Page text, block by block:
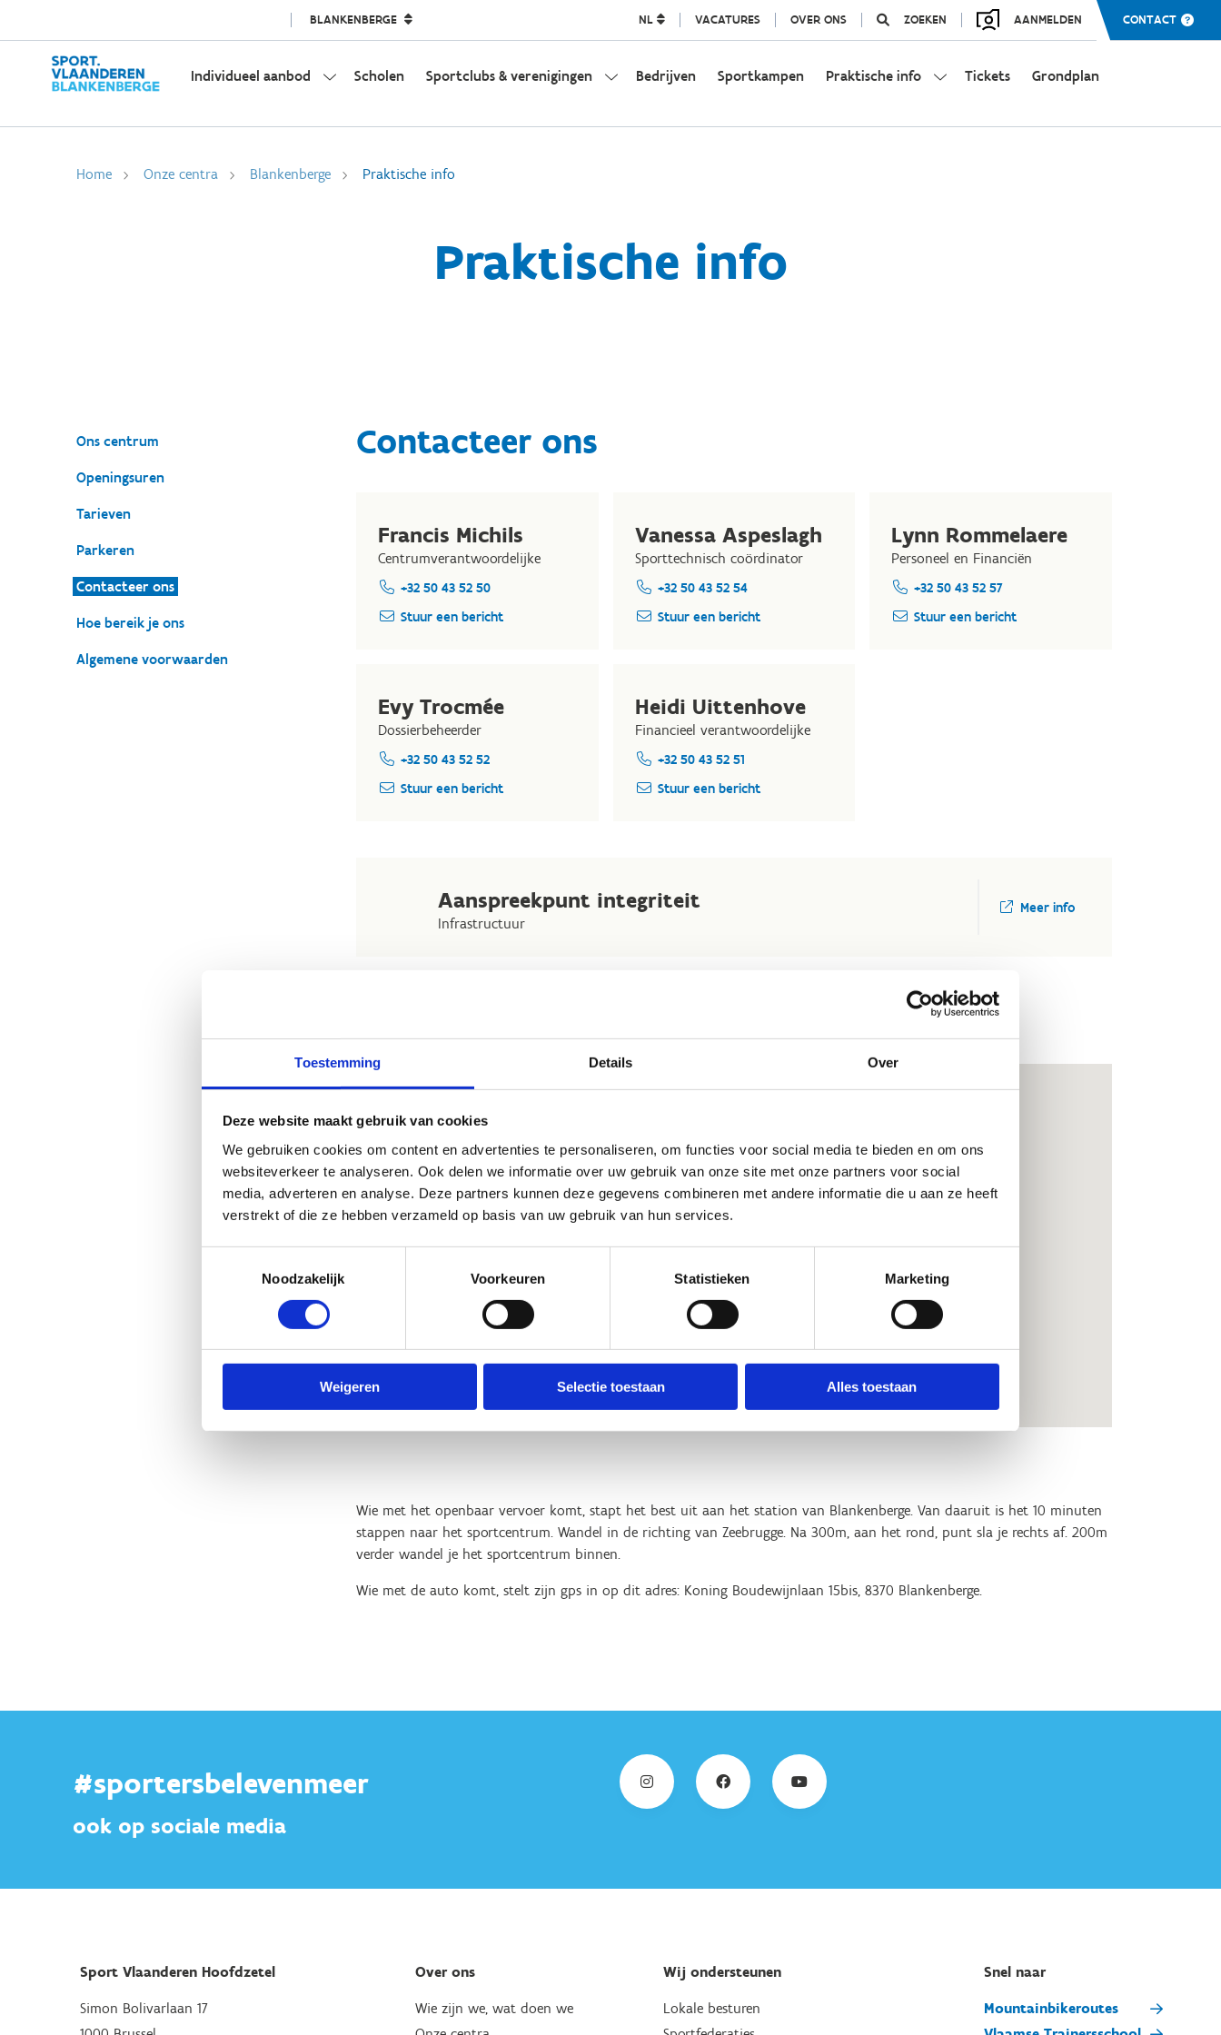
Toestemming Details Over
Deze website maakt gebruik van cookies
We gebruiken cookies om content en advertenties te personaliseren, om functies voor social media te bieden en om ons
websiteverkeer te analyseren. Ook delen we informatie over uw gebruik van onze site met onze partners voor social
media, adverteren en analyse. Deze partners kunnen deze gegevens combineren met andere informatie die u aan ze heeft
verstrekt of die ze hebben verzameld op basis van uw gebruik van hun services.
Noodzakelijk
Voorkeuren Statistieken Marketing
Weigeren Selectie toestaan Alles toestaan
BLANKENBERGE NL VACATURES OVER ONS ZOEKEN AANMELDEN CONTACT
Individueel aanbod Scholen Sportclubs & verenigingen Bedrijven Sportkampen Praktische info Tickets Grondplan
Home Onze centra Blankenberge Praktische info
Praktische info
Ons centrum
Openingsuren
Tarieven
Parkeren
Contacteer ons
Hoe bereik je ons
Algemene voorwaarden
Contacteer ons
Francis Michils
Centrumverantwoordelijke
+32 50 43 52 50
Stuur een bericht
Vanessa Aspeslagh
Sporttechnisch coördinator
+32 50 43 52 54
Stuur een bericht
Lynn Rommelaere
Personeel en Financiën
+32 50 43 52 57
Stuur een bericht
Evy Trocmée
Dossierbeheerder
+32 50 43 52 52
Stuur een bericht
Heidi Uittenhove
Financieel verantwoordelijke
+32 50 43 52 51
Stuur een bericht
Aanspreekpunt integriteit
Infrastructuur
Meer info
Locatie
Koning Boudewijnlaan 15bis
8370 Blankenberge
Hier naartoe
blankenberge@sport.vlaand
+32 50 42 64 42
Wie met het openbaar vervoer komt, stapt het best uit aan het station van Blankenberge. Van daaruit is het 10 minuten
stappen naar het sportcentrum. Wandel in de richting van Zeebrugge. Na 300m, aan het rond, punt sla je rechts af. 200m
verder wandel je het sportcentrum binnen.
Wie met de auto komt, stelt zijn gps in op dit adres: Koning Boudewijnlaan 15bis, 8370 Blankenberge.
#sportersbelevenmeer
ook op sociale media
Sport Vlaanderen Hoofdzetel
Simon Bolivarlaan 17
Over ons
Wie zijn we, wat doen we
Wij ondersteunen
Lokale besturen
Snel naar
Mountainbikeroutes